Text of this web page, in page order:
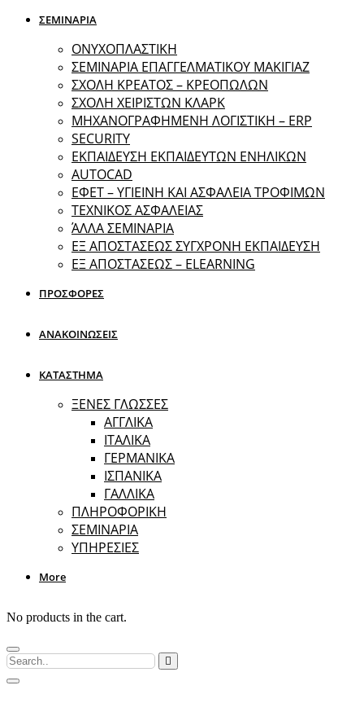
ΣΕΜΙΝΑΡΙΑ
ΟΝΥΧΟΠΛΑΣΤΙΚΗ
ΣΕΜΙΝΑΡΙΑ ΕΠΑΓΓΕΛΜΑΤΙΚΟΥ ΜΑΚΙΓΙΑΖ
ΣΧΟΛΗ ΚΡΕΑΤΟΣ – ΚΡΕΟΠΩΛΩΝ
ΣΧΟΛΗ ΧΕΙΡΙΣΤΩΝ ΚΛΑΡΚ
ΜΗΧΑΝΟΓΡΑΦΗΜΕΝΗ ΛΟΓΙΣΤΙΚΗ – ERP
SECURITY
ΕΚΠΑΙΔΕΥΣΗ ΕΚΠΑΙΔΕΥΤΩΝ ΕΝΗΛΙΚΩΝ
ΑUTOCAD
ΕΦΕΤ – ΥΓΙΕΙΝΗ ΚΑΙ ΑΣΦΑΛΕΙΑ ΤΡΟΦΙΜΩΝ
ΤΕΧΝΙΚΟΣ ΑΣΦΑΛΕΙΑΣ
ΆΛΛΑ ΣΕΜΙΝΑΡΙΑ
EΞ ΑΠΟΣΤΑΣΕΩΣ ΣΥΓΧΡΟΝΗ ΕΚΠΑΙΔΕΥΣΗ
ΕΞ ΑΠΟΣΤΑΣΕΩΣ – ELEARNING
ΠΡΟΣΦΟΡΕΣ
ΑΝΑΚΟΙΝΩΣΕΙΣ
ΚΑΤΑΣΤΗΜΑ
ΞΕΝΕΣ ΓΛΩΣΣΕΣ
ΑΓΓΛΙΚΑ
ΙΤΑΛΙΚΑ
ΓΕΡΜΑΝΙΚΑ
ΙΣΠΑΝΙΚΑ
ΓΑΛΛΙΚΑ
ΠΛΗΡΟΦΟΡΙΚΗ
ΣΕΜΙΝΑΡΙΑ
ΥΠΗΡΕΣΙΕΣ
More
No products in the cart.